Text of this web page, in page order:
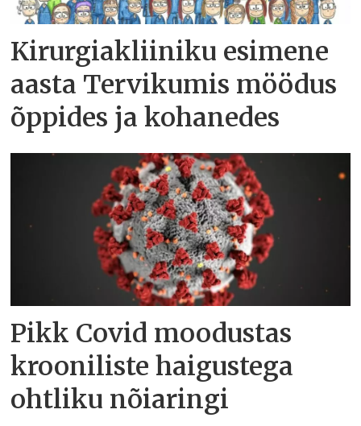
Kirurgiakliiniku esimene
aasta Tervikumis möödus
õppides ja kohanedes
Pikk Covid moodustas
krooniliste haigustega
ohtliku nõiaringi